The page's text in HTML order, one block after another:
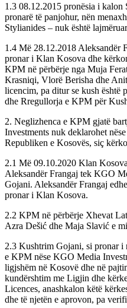
1.3 08.12.2015 pronësia i
pronarë të panjohur, nën
Stylianides – nuk është
1.4 Më 28.12.2018 Aleksandër
pronar i Klan Kosova dhe
KPM në përbërje nga Muja
Krasniqi, Vlorë Berisha dhe
licencim, pa ditur se kush është
dhe Rregullorja e KPM për
2. Neglizhenca e KPM gjatë
Investments nuk deklarohet
Republiken e Kosovës, siç
2.1 Më 09.10.2020 Klan
Aleksandër Frangaj tek KGO
Gojani. Aleksandër Frangaj
pronar i Klan Kosova.
2.2 KPM në përbërje Xhevat
Azra Dešić dhe Maja Slavić e
2.3 Kushtrim Gojani, si pronar i
e KPM nëse KGO Media
ligjshëm në Kosovë dhe në
kundërshtim me Ligjin dhe
Licences, anashkalon këtë
dhe të njetën e aprovon, pa